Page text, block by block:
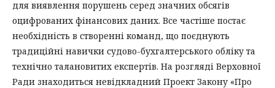
для виявлення порушень серед значних обсягів
оцифрованих фінансових даних. Все частіше постає
необхідність в створенні команд, що поєднують
традиційні навички судово-бухгалтерського обліку та
технічно талановитих експертів. На розгляді Верховної
Ради знаходиться невідкладний Проект Закону «Про